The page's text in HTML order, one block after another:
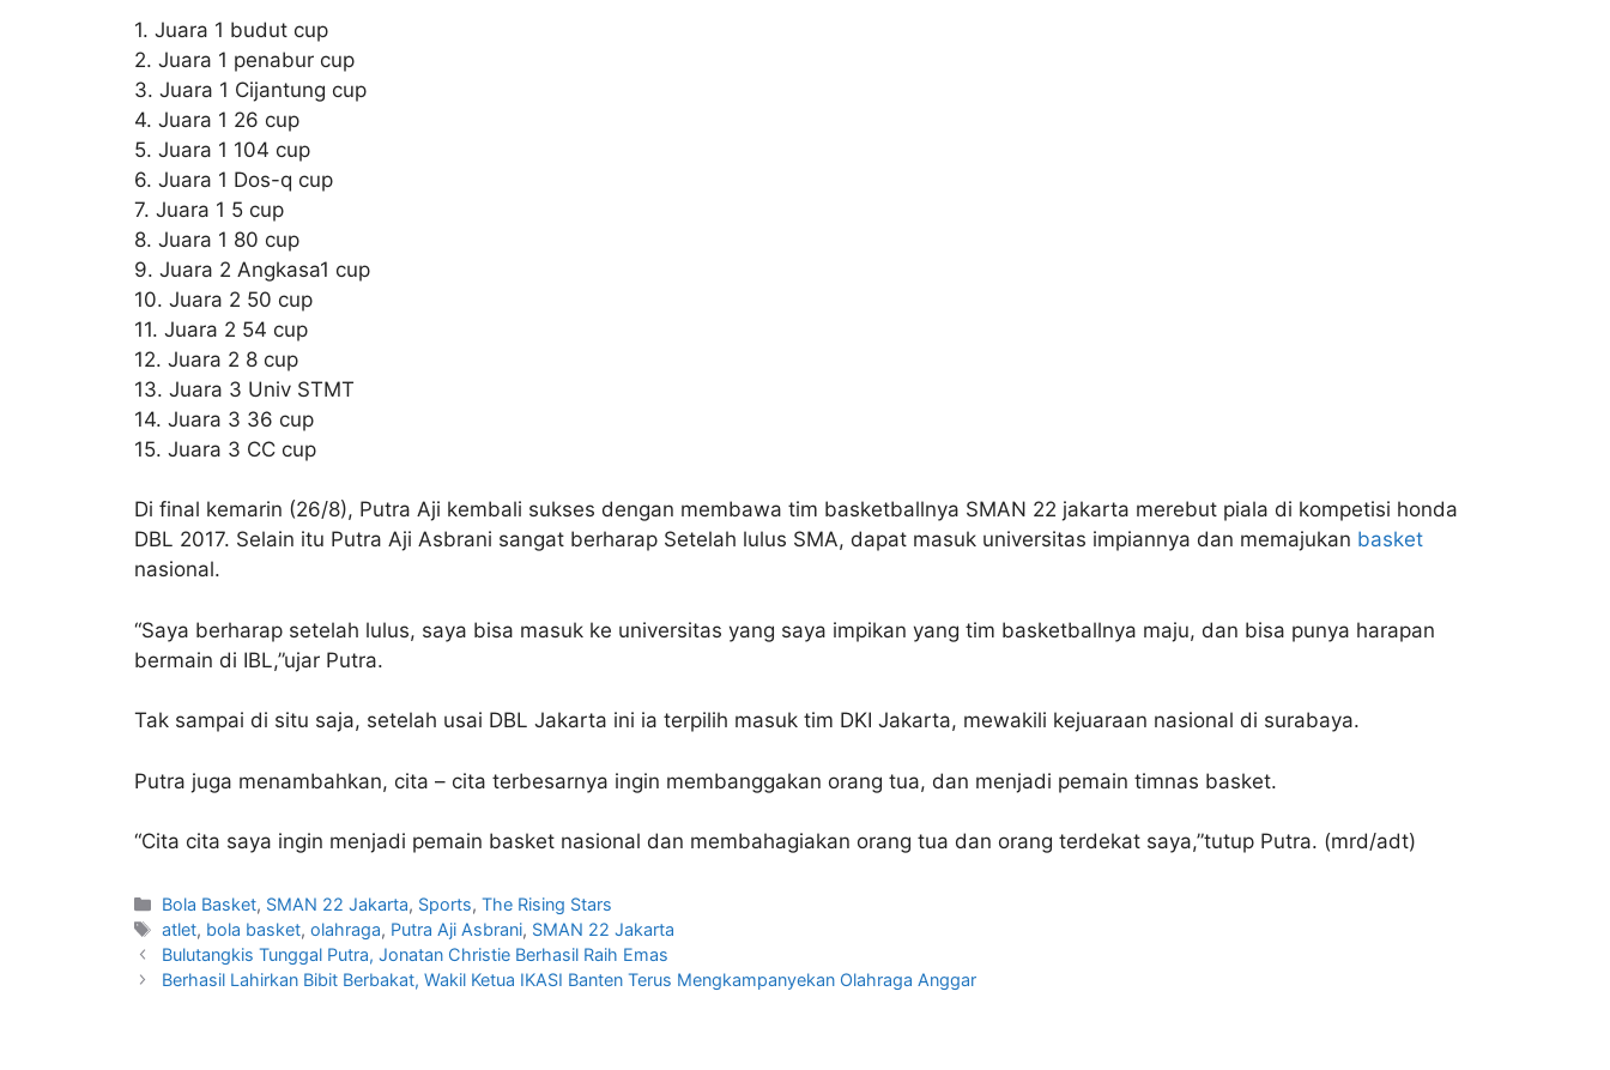
1. Juara 1 budut cup
2. Juara 1 penabur cup
3. Juara 1 Cijantung cup
4. Juara 1 26 cup
5. Juara 1 104 cup
6. Juara 1 Dos-q cup
7. Juara 1 5 cup
8. Juara 1 80 cup
9. Juara 2 Angkasa1 cup
10. Juara 2 50 cup
11. Juara 2 54 cup
12. Juara 2 8 cup
13. Juara 3 Univ STMT
14. Juara 3 36 cup
15. Juara 3 CC cup
Di final kemarin (26/8), Putra Aji kembali sukses dengan membawa tim basketballnya SMAN 22 jakarta merebut piala di kompetisi honda
DBL 2017. Selain itu Putra Aji Asbrani sangat berharap Setelah lulus SMA, dapat masuk universitas impiannya dan memajukan basket
nasional.
“Saya berharap setelah lulus, saya bisa masuk ke universitas yang saya impikan yang tim basketballnya maju, dan bisa punya harapan
bermain di IBL,”ujar Putra.
Tak sampai di situ saja, setelah usai DBL Jakarta ini ia terpilih masuk tim DKI Jakarta, mewakili kejuaraan nasional di surabaya.
Putra juga menambahkan, cita – cita terbesarnya ingin membanggakan orang tua, dan menjadi pemain timnas basket.
“Cita cita saya ingin menjadi pemain basket nasional dan membahagiakan orang tua dan orang terdekat saya,”tutup Putra. (mrd/adt)
Bola Basket, SMAN 22 Jakarta, Sports,The Rising Stars
atlet, bola basket,olahraga, Putra Aji Asbrani, SMAN 22 Jakarta
Bulutangkis Tunggal Putra, Jonatan Christie Berhasil Raih Emas
Berhasil Lahirkan Bibit Berbakat, Wakil Ketua IKASI Banten Terus Mengkampanyekan Olahraga Anggar